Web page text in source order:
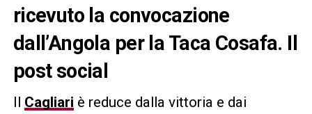
ricevuto la convocazione
dall’Angola per la Taca Cosafa. Il
post social
Il Cagliari è reduce dalla vittoria e dai